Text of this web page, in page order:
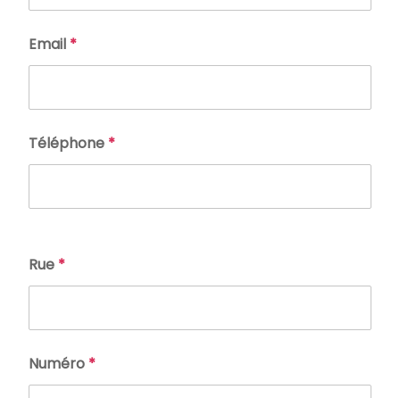
Email *
Téléphone *
Rue *
Numéro *